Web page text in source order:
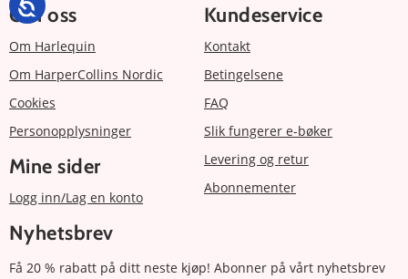
Om oss
Om Harlequin
Om HarperCollins Nordic
Cookies
Personopplysninger
Mine sider
Logg inn/Lag en konto
Kundeservice
Kontakt
Betingelsene
FAQ
Slik fungerer e-bøker
Levering og retur
Abonnementer
Nyhetsbrev
Få 20 % rabatt på ditt neste kjøp! Abonner på vårt nyhetsbrev